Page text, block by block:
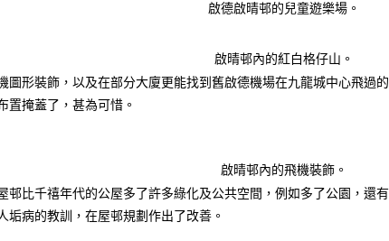
啟德啟晴邨的兒童遊樂場。
啟晴邨內的紅白格仔山。
圖形裝飾，以及在部分大廈更能找到舊啟德機場在九龍城中心飛過
置掩蓋了，甚為可惜。
啟晴邨內的飛機裝飾。
邨比千禧年代的公屋多了許多綠化及公共空間，例如多了公園，
病的教訓，在屋邨規劃作出了改善。